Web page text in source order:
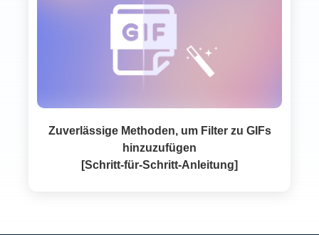
Zuverlässige Methoden, um Filter zu GIFs
hinzuzufügen
[Schritt‑für‑Schritt‑Anleitung]